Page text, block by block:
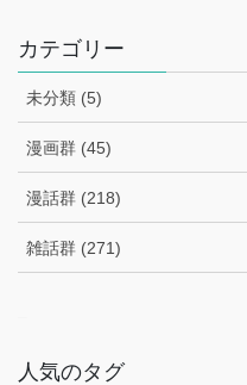
カテゴリー
未分類 (5)
漫画群 (45)
漫話群 (218)
雑話群 (271)
人気のタグ